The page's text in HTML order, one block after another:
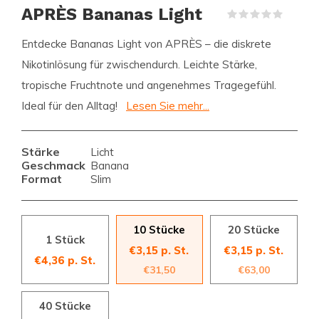
APRÈS Bananas Light
Entdecke Bananas Light von APRÈS – die diskrete
Nikotinlösung für zwischendurch. Leichte Stärke,
tropische Fruchtnote und angenehmes Tragegefühl.
Ideal für den Alltag!
Lesen Sie mehr...
Stärke Licht
Geschmack Banana
Format Slim
1 Stück
€4,36 p. St.
10 Stücke
€3,15 p. St.
€31,50
20 Stücke
€3,15 p. St.
€63,00
40 Stücke